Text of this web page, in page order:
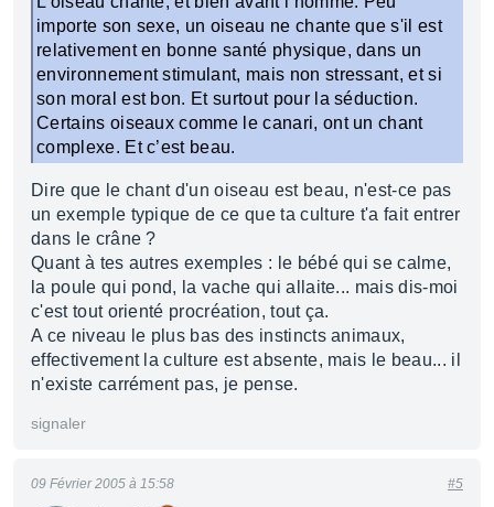
importe son sexe, un oiseau ne chante que s'il est
relativement en bonne santé physique, dans un
environnement stimulant, mais non stressant, et si
son moral est bon. Et surtout pour la séduction.
Certains oiseaux comme le canari, ont un chant
complexe. Et c’est beau.
Dire que le chant d'un oiseau est beau, n'est-ce pas
un exemple typique de ce que ta culture t'a fait entrer
dans le crâne ?
Quant à tes autres exemples : le bébé qui se calme,
la poule qui pond, la vache qui allaite... mais dis-moi
c'est tout orienté procréation, tout ça.
A ce niveau le plus bas des instincts animaux,
effectivement la culture est absente, mais le beau... il
n'existe carrément pas, je pense.
signaler
09 Février 2005 à 15:58 #5